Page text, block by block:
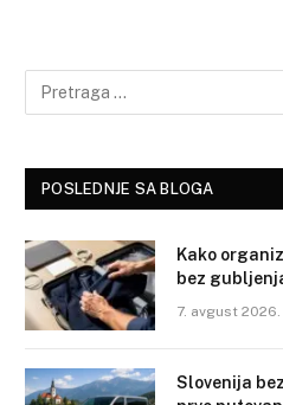
POSLEDNJE SA BLOGA
Kako
bez
7. avgust 2026.
Slovenija